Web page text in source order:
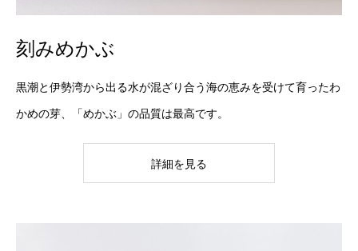
刻みめかぶ
黒潮と伊勢湾から出る水が混ざり合う海の恵みを受けて育ったわ
かめの芽、「めかぶ」の品質は最高です。
詳細を見る